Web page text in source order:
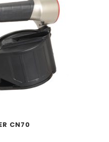
CN70